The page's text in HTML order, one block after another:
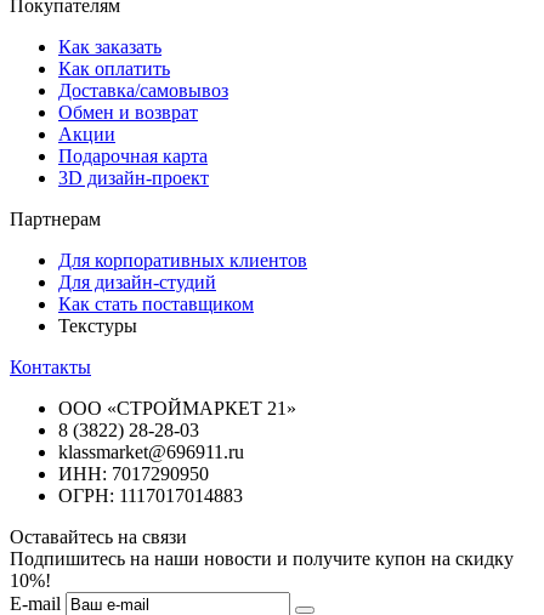
Покупателям
Как заказать
Как оплатить
Доставка/самовывоз
Обмен и возврат
Акции
Подарочная карта
3D дизайн-проект
Партнерам
Для корпоративных клиентов
Для дизайн-студий
Как стать поставщиком
Текстуры
Контакты
ООО «СТРОЙМАРКЕТ 21»
8 (3822) 28-28-03
klassmarket@696911.ru
ИНН: 7017290950
ОГРН: 1117017014883
Оставайтесь на связи
Подпишитесь на наши новости и получите купон на скидку
10%!
E-mail